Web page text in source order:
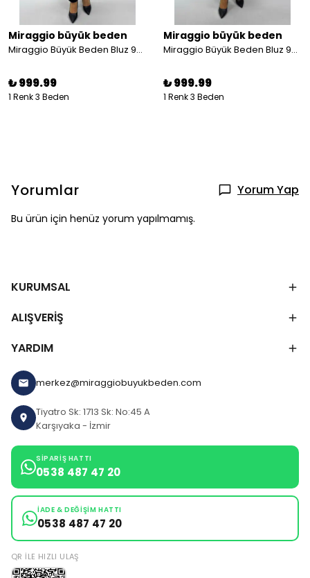
Miraggio büyük beden
Miraggio Büyük Beden Bluz 99865 EKRU
₺ 999.99
1 Renk 3 Beden
Miraggio büyük beden
Miraggio Büyük Beden Bluz 99865 SARI
₺ 999.99
1 Renk 3 Beden
Yorumlar Yorum Yap
Bu ürün için henüz yorum yapılmamış.
KURUMSAL
ALIŞVERİŞ
YARDIM
merkez@miraggiobuyukbeden.com
Tiyatro Sk: 1713 Sk: No:45 A
Karşıyaka - İzmir
SIPARIŞ HATTI
0538 487 47 20
İADE & DEĞIŞIM HATTI
0538 487 47 20
QR ILE HIZLI ULAŞ